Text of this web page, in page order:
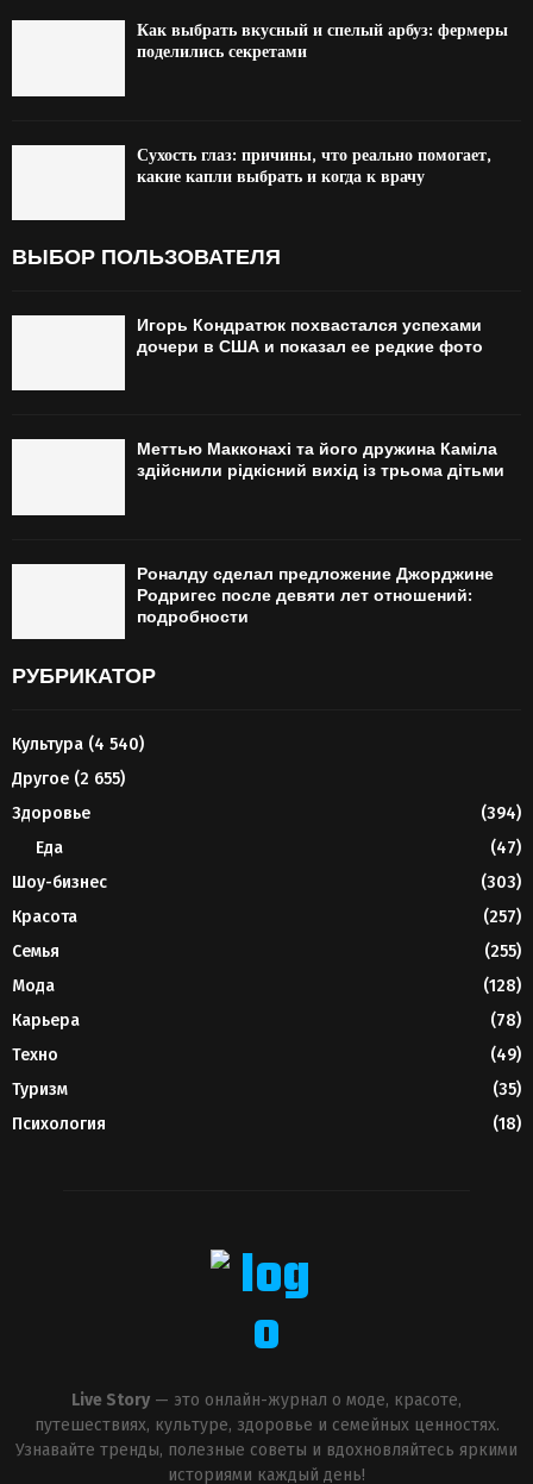
Как выбрать вкусный и спелый арбуз: фермеры
поделились секретами
Сухость глаз: причины, что реально помогает,
какие капли выбрать и когда к врачу
ВЫБОР ПОЛЬЗОВАТЕЛЯ
Игорь Кондратюк похвастался успехами
дочери в США и показал ее редкие фото
Меттью Макконахі та його дружина Каміла
здійснили рідкісний вихід із трьома дітьми
Роналду сделал предложение Джорджине
Родригес после девяти лет отношений:
подробности
РУБРИКАТОР
Культура (4 540)
Другое (2 655)
Здоровье
(394)
Еда
(47)
Шоу-бизнес
(303)
Красота
(257)
Семья
(255)
Мода
(128)
Карьера
(78)
Техно
(49)
Туризм
(35)
Психология
(18)
Live Story — это онлайн-журнал о моде, красоте,
путешествиях, культуре, здоровье и семейных ценностях.
Узнавайте тренды, полезные советы и вдохновляйтесь яркими
историями каждый день!